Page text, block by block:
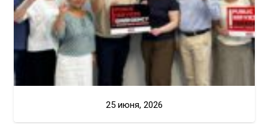
25 июня, 2026